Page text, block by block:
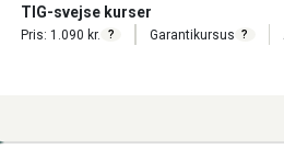
TIG-svejse kurser
Pris: 1.090 kr. ? Garantikursus ?